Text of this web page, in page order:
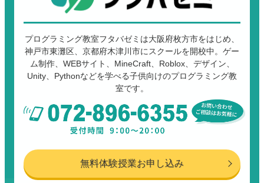
プログラミング教室フタバゼミは大阪府枚方市をはじめ、
神戸市東灘区、京都府木津川市にスクールを開校中。ゲー
ム制作、WEBサイト、MineCraft、Roblox、デザイン、
Unity、Pythonなどを学べる子供向けのプログラミング教
室です。
無料体験授業お申し込み